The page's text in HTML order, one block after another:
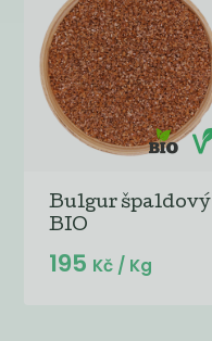
Bulgur špaldový
BIO
195 Kč / Kg